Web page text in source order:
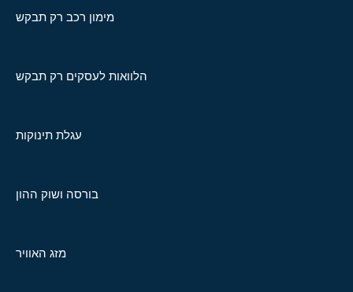
מימון רכב רק תבקש
הלוואות לעסקים רק תבקש
עגלת תינוקות
בורסה ושוק ההון
מזג האוויר